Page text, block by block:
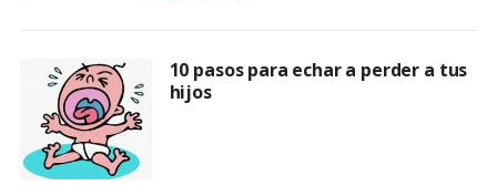
10 pasos para echar a perder a tus
hijos